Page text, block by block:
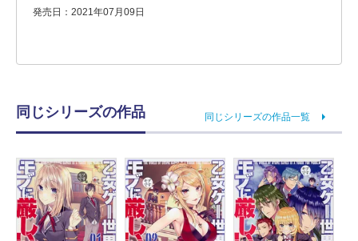
発売日：2021年07月09日
同じシリーズの作品 同じシリーズの作品一覧